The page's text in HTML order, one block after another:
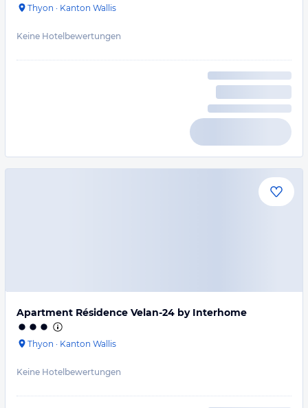
Thyon · Kanton Wallis
Keine Hotelbewertungen
Apartment Résidence Velan-24 by Interhome
Thyon · Kanton Wallis
Keine Hotelbewertungen